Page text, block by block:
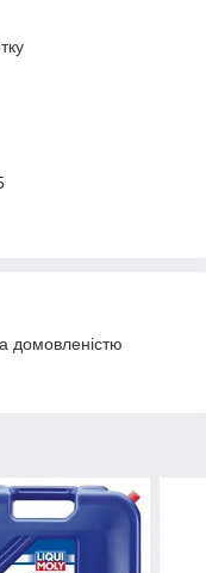
домовленістю